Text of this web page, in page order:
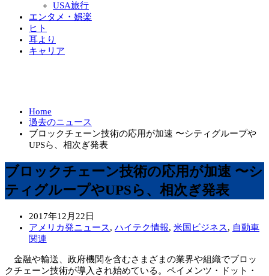
USA旅行
エンタメ・娯楽
ヒト
耳より
キャリア
Home
過去のニュース
ブロックチェーン技術の応用が加速 〜シティグループや
UPSら、相次ぎ発表
ブロックチェーン技術の応用が加速 〜シ
ティグループやUPSら、相次ぎ発表
2017年12月22日
アメリカ発ニュース, ハイテク情報, 米国ビジネス, 自動車
関連
金融や輸送、政府機関を含むさまざまの業界や組織でブロッ
クチェーン技術が導入され始めている。ペイメンツ・ドット・